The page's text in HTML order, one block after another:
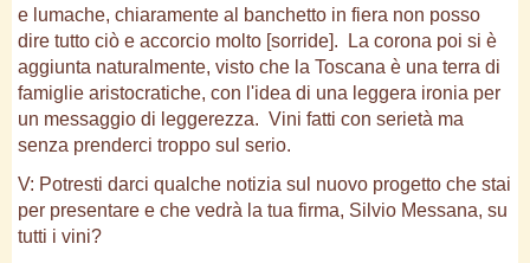
e lumache, chiaramente al banchetto in fiera non posso
dire tutto ciò e accorcio molto [sorride]. La corona poi si è
aggiunta naturalmente, visto che la Toscana è una terra di
famiglie aristocratiche, con l'idea di una leggera ironia per
un messaggio di leggerezza. Vini fatti con serietà ma
senza prenderci troppo sul serio.
V: Potresti darci qualche notizia sul nuovo progetto che stai
per presentare e che vedrà la tua firma, Silvio Messana, su
tutti i vini?